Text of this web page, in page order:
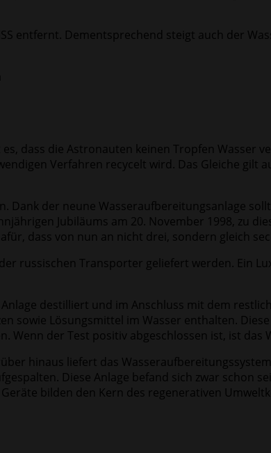
entfernt. Dementsprechend steigt auch der
dass die Astronauten keinen Tropfen Wasser
Verfahren recycelt wird. Das Gleiche gilt
Dank der neune Wasseraufbereitungsanlage
Jubiläums am 20. November 1998, zu
dass von nun an nicht drei, sondern gleich
russischen Transporter geliefert werden. Ein
destilliert und im Anschluss mit dem
sowie Lösungsmittel im Wasser enthalten.
Wenn der Test positiv abgeschlossen ist, ist das
hinaus liefert das
Diese Anlage befand sich zwar schon
bilden den Kern des regenerativen